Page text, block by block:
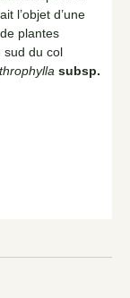
l’objet d’une
plantes
sud du col
subsp.